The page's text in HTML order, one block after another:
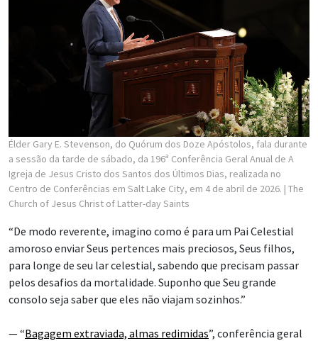
Élder Gary E. Stevenson, do Quórum dos Doze Apóstolos, fala durante
a sessão da tarde de sábado, da 196ª Conferência Geral Anual de A
Igreja de Jesus Cristo dos Santos dos Últimos Dias, realizada no
Centro de Conferências em Salt Lake City, em 4 de abril de 2026. | The
Church of Jesus Christ of Latter-day Saints
“De modo reverente, imagino como é para um Pai Celestial
amoroso enviar Seus pertences mais preciosos, Seus filhos,
para longe de seu lar celestial, sabendo que precisam passar
pelos desafios da mortalidade. Suponho que Seu grande
consolo seja saber que eles não viajam sozinhos.”
— “Bagagem extraviada, almas redimidas”, conferência geral